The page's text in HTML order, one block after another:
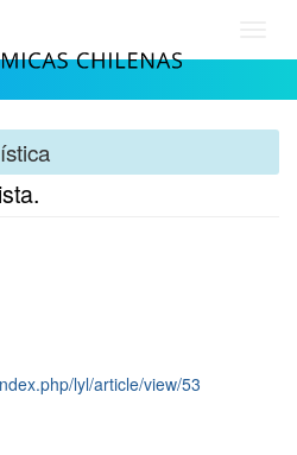
lyl/article/view/53